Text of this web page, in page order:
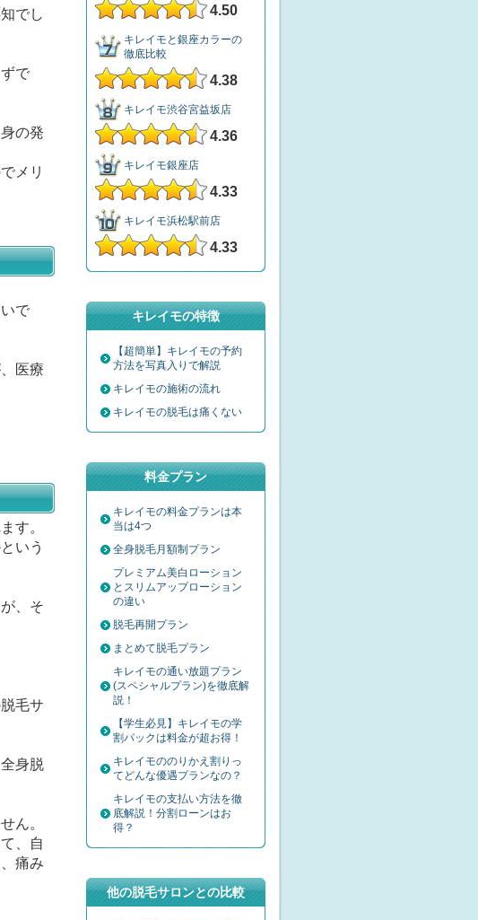
でし
で
の発
メリ
で
医療
す。
いう
、そ
毛サ
身脱
ん。
、自
痛み
4.50
キレイモと銀座カラーの
徹底比較
4.38
キレイモ渋谷宮益坂店
4.36
キレイモ銀座店
4.33
キレイモ浜松駅前店
4.33
キレイモの特徴
【超簡単】キレイモの予約
方法を写真入りで解説
キレイモの施術の流れ
キレイモの脱毛は痛くない
料金プラン
キレイモの料金プランは本
当は4つ
全身脱毛月額制プラン
プレミアム美白ローション
とスリムアップローション
の違い
脱毛再開プラン
まとめて脱毛プラン
キレイモの通い放題プラン
(スペシャルプラン)を徹底解
説！
【学生必見】キレイモの学
割パックは料金が超お得！
キレイモののりかえ割りっ
てどんな優遇プランなの？
キレイモの支払い方法を徹
底解説！分割ローンはお
得？
他の脱毛サロンとの比較